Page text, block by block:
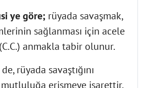
ye göre; rüyada savaşmak,
sağlanması için acele
anmakla tabir olunur.
rüyada savaştığını
mutluluğa erişmeye işarettir.